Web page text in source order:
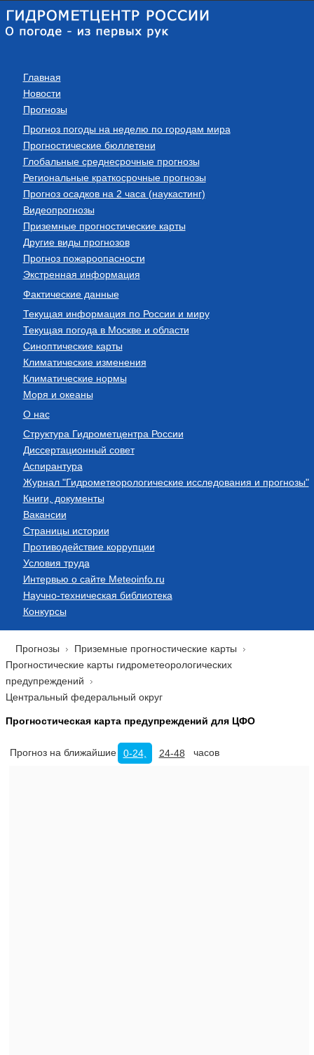
Главная
Новости
Прогнозы
Прогноз погоды на неделю по городам мира
Прогностические бюллетени
Глобальные среднесрочные прогнозы
Региональные краткосрочные прогнозы
Прогноз осадков на 2 часа (наукастинг)
Видеопрогнозы
Приземные прогностические карты
Другие виды прогнозов
Прогноз пожароопасности
Экстренная информация
Фактические данные
Текущая информация по России и миру
Текущая погода в Москве и области
Синоптические карты
Климатические изменения
Климатические нормы
Моря и океаны
О нас
Структура Гидрометцентра России
Диссертационный совет
Аспирантура
Журнал "Гидрометеорологические исследования и прогнозы"
Книги, документы
Вакансии
Страницы истории
Противодействие коррупции
Условия труда
Интервью о сайте Meteoinfo.ru
Научно-техническая библиотека
Конкурсы
Прогнозы
Приземные прогностические карты
Прогностические карты гидрометеорологических
предупреждений
Центральный федеральный округ
Прогностическая карта предупреждений для ЦФО
Прогноз на ближайшие 0-24, 24-48 часов